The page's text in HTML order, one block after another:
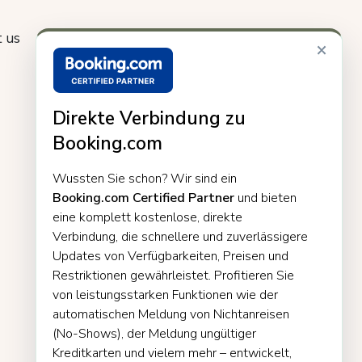
×
Direkte Verbindung zu
Booking.com
Wussten Sie schon? Wir sind ein
Booking.com Certified Partner und bieten
eine komplett kostenlose, direkte
Verbindung, die schnellere und zuverlässigere
Updates von Verfügbarkeiten, Preisen und
Restriktionen gewährleistet. Profitieren Sie
von leistungsstarken Funktionen wie der
automatischen Meldung von Nichtanreisen
(No-Shows), der Meldung ungültiger
Kreditkarten und vielem mehr – entwickelt,
us